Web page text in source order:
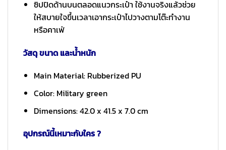
ซิปปิดด้านบนตลอดแนวกระเป๋า ใช้งานจริงแล้วช่วย
ให้สบายใจขึ้นเวลาเอากระเป๋าไปวางตามโต๊ะทำงาน
หรือคาเฟ่
วัสดุ ขนาด และน้ำหนัก
Main Material: Rubberized PU
Color: Military green
Dimensions: 42.0 x 41.5 x 7.0 cm
อุปกรณ์นี้เหมาะกับใคร ?